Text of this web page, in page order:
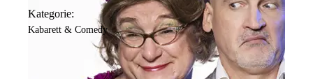
Kategorie:
Kabarett & Comedy